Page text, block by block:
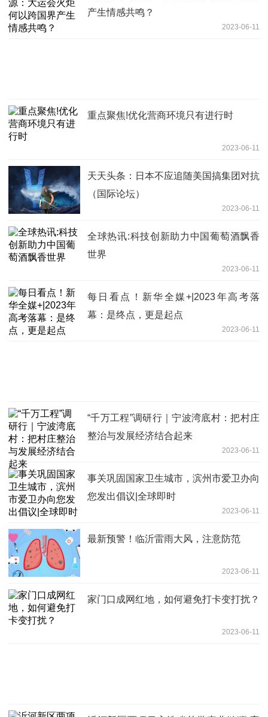
产生情感共鸣？
2023-06-11
重点聚焦!优化营商环境只有进行时
2023-06-11
天天头条：日本不应追随美国搞集团对抗
（国际论坛）
2023-06-11
全球热讯:科技创新助力中国葡萄酒飘香
世界
2023-06-11
每日看点！新华全媒+|2023年高考落
幕：是终点，更是起点
2023-06-11
“千万工程”调研行｜宁波湾底村：把村庄
整治与发展经济结合起来
2023-06-11
事关巩固国家卫生城市，滨州市爱卫办向
您发出倡议|全球即时
2023-06-11
最新预警！临沂雷雨大风，注意防范
2023-06-11
家门口成网红地，如何避免打卡变打扰？
2023-06-11